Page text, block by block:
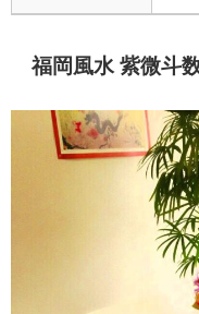
福岡風水 紫微斗